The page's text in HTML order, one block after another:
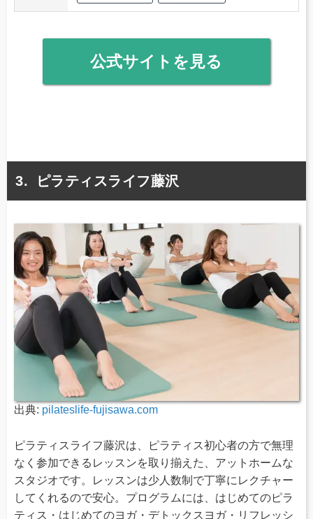
公式サイトを見る
ピラティスライフ藤沢
出典: pilateslife-fujisawa.com
ピラティスライフ藤沢は、ピラティス初心者の方で無理
なく参加できるレッスンを取り揃えた、アットホームな
スタジオです。レッスンは少人数制で丁寧にレクチャー
してくれるので安心。プログラムには、はじめてのピラ
ティス・はじめてのヨガ・デトックスヨガ・リフレッシ